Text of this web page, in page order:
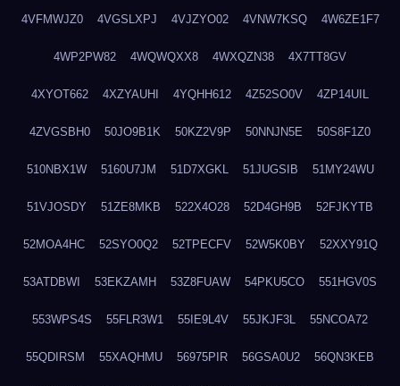
4VFMWJZ0 4VGSLXPJ 4VJZYO02 4VNW7KSQ 4W6ZE1F7
4WP2PW82 4WQWQXX8 4WXQZN38 4X7TT8GV
4XYOT662 4XZYAUHI 4YQHH612 4Z52SO0V 4ZP14UIL
4ZVGSBH0 50JO9B1K 50KZ2V9P 50NNJN5E 50S8F1Z0
510NBX1W 5160U7JM 51D7XGKL 51JUGSIB 51MY24WU
51VJOSDY 51ZE8MKB 522X4O28 52D4GH9B 52FJKYTB
52MOA4HC 52SYO0Q2 52TPECFV 52W5K0BY 52XXY91Q
53ATDBWI 53EKZAMH 53Z8FUAW 54PKU5CO 551HGV0S
553WPS4S 55FLR3W1 55IE9L4V 55JKJF3L 55NCOA72
55QDIRSM 55XAQHMU 56975PIR 56GSA0U2 56QN3KEB